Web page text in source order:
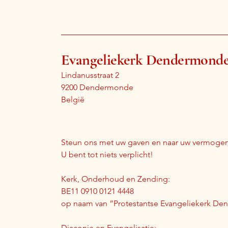
Evangeliekerk
Lindanusstraat 2
9200 Dendermonde
België
Steun ons met uw gaven en naar uw
U bent tot niets verplicht!
Kerk, Onderhoud en Zending:
BE11 0910 0121 4448
op naam van ”Protestantse Evangeliekerk